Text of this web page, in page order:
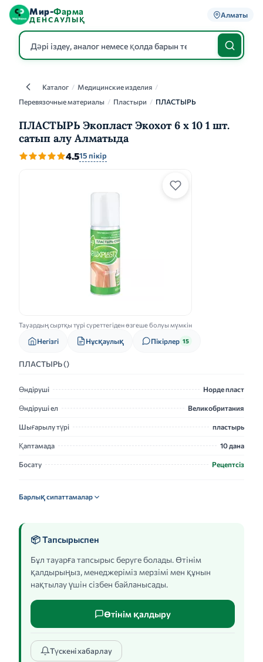
Мир-Фарма
ДЕНСАУЛЫҚ
Алматы
КаталогКаталог / Медицинские изделия /
Перевязочные материалы / Пластыри / ПЛАСТЫРЬ
ПЛАСТЫРЬ Экопласт Экохот 6 x 10 1 шт.
сатып алу Алматыда
4.515 пікір
Тауардың сыртқы түрі суреттегіден өзгеше болуы мүмкін
Негізгі Нұсқаулық Пікірлер 15
ПЛАСТЫРЬ ()
Өндіруші Норде пласт
Өндіруші ел Великобритания
Шығарылу түрі пластырь
Қаптамада 10 дана
Босату Рецептсіз
Барлық сипаттамалар
📦 Тапсырыспен
Бұл тауарға тапсырыс беруге болады. Өтінім
қалдырыңыз, менеджеріміз мерзімі мен құнын
нақтылау үшін сізбен байланысады.
Өтінім қалдыру
Түскені хабарлау